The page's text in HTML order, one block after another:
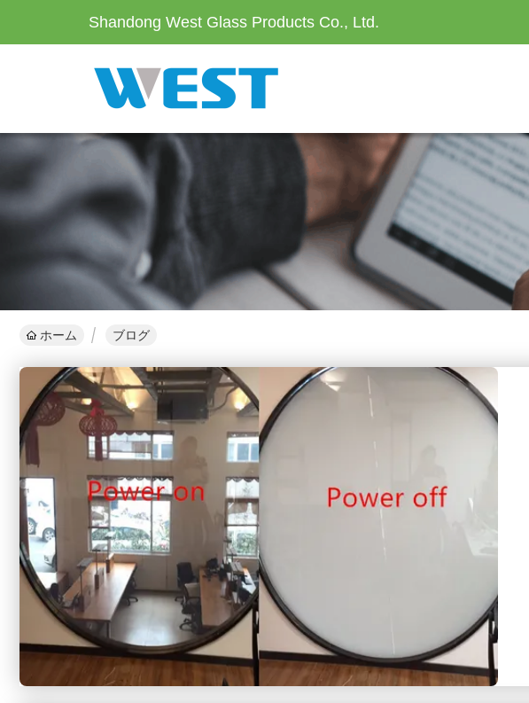
Shandong West Glass Products Co., Ltd.
ホーム ブログ